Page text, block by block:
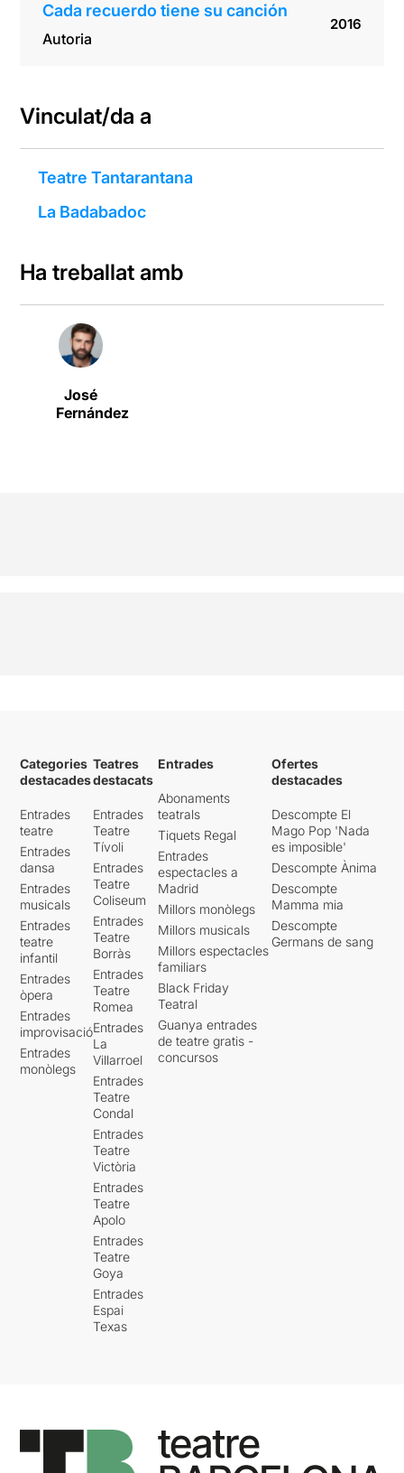
Cada recuerdo tiene su canción
Autoria
2016
Vinculat/da a
Teatre Tantarantana
La Badabadoc
Ha treballat amb
José
Fernández
Categories
destacades
Entrades
teatre
Entrades
dansa
Entrades
musicals
Entrades
teatre
infantil
Entrades
òpera
Entrades
improvisació
Entrades
monòlegs
Teatres
destacats
Entrades
Teatre
Tívoli
Entrades
Teatre
Coliseum
Entrades
Teatre
Borràs
Entrades
Teatre
Romea
Entrades
La
Villarroel
Entrades
Teatre
Condal
Entrades
Teatre
Victòria
Entrades
Teatre
Apolo
Entrades
Teatre
Goya
Entrades
Espai
Texas
Entrades
Abonaments
teatrals
Tiquets Regal
Entrades
espectacles a
Madrid
Millors monòlegs
Millors musicals
Millors espectacles
familiars
Black Friday
Teatral
Guanya entrades
de teatre gratis -
concursos
Ofertes
destacades
Descompte El
Mago Pop 'Nada
es imposible'
Descompte Ànima
Descompte
Mamma mia
Descompte
Germans de sang